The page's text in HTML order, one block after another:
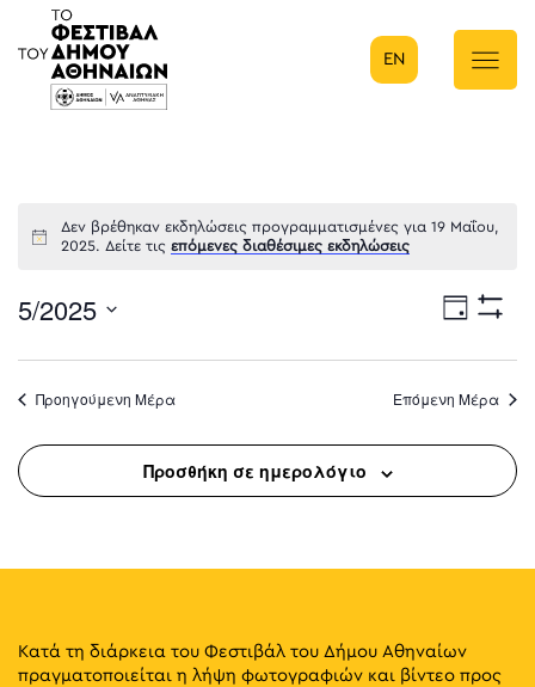
Κύρια πλοήγηση
EN
Δεν βρέθηκαν εκδηλώσεις προγραμματισμένες για 19 Μαΐου,
2025. Δείτε τιςεπόμενες διαθέσιμες εκδηλώσεις
Ημέρα
5/2025
date.
Προηγούμενη Μέρα Επόμενη Μέρα
Προσθήκη σε ημερολόγιο
Κατά τη διάρκεια του Φεστιβάλ του Δήμου Αθηναίων
πραγματοποιείται η λήψη φωτογραφιών και βίντεο προς